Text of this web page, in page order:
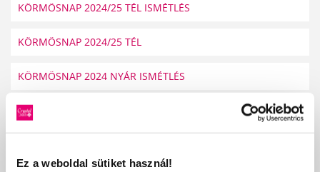
Ez a weboldal sütiket használ!
KÖRMÖSNAP 2024/25 TÉL ISMÉTLÉS
KÖRMÖSNAP 2024/25 TÉL
KÖRMÖSNAP 2024 NYÁR ISMÉTLÉS
KÖRMÖSNAP 2024 NYÁR